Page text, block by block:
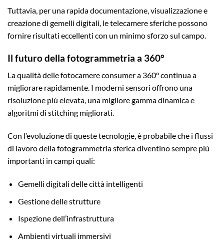
Tuttavia, per una rapida documentazione, visualizzazione e
creazione di gemelli digitali, le telecamere sferiche possono
fornire risultati eccellenti con un minimo sforzo sul campo.
Il futuro della fotogrammetria a 360°
La qualità delle fotocamere consumer a 360° continua a
migliorare rapidamente. I moderni sensori offrono una
risoluzione più elevata, una migliore gamma dinamica e
algoritmi di stitching migliorati.
Con l’evoluzione di queste tecnologie, è probabile che i flussi
di lavoro della fotogrammetria sferica diventino sempre più
importanti in campi quali:
Gemelli digitali delle città intelligenti
Gestione delle strutture
Ispezione dell’infrastruttura
Ambienti virtuali immersivi